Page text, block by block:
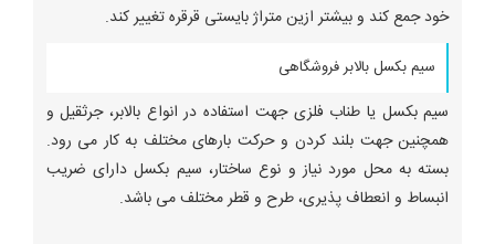
خود جمع کند و بیشتر ازین متراژ بایستی قرقره تغییر کند.
سیم بکسل بالابر فروشگاهی
سیم بکسل یا طناب فلزی جهت استفاده در انواع بالابر، جرثقیل و
همچنین جهت بلند کردن و حرکت بارهای مختلف به کار می رود.
بسته به محل مورد نیاز و نوع ساختار، سیم بکسل دارای ضریب
انبساط و انعطاف پذیری، طرح و قطر مختلف می باشد.